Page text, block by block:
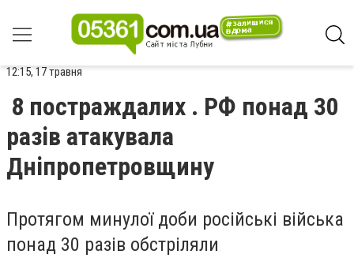
12:15, 17 травня
8 постраждалих . РФ понад 30
разів атакувала
Дніпропетровщину
Протягом минулої доби російські війська
понад 30 разів обстріляли